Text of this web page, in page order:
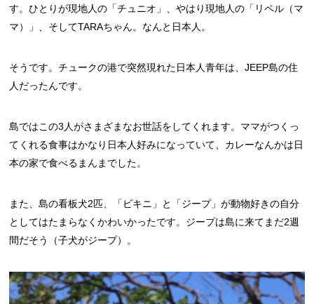
す。ひとりが現地人の「チュニオ」、やはり現地人の「リペル（マ
マ）」、そしてTARAちゃん。なんと日本人。
そうです。チュークの港で突然現れた日本人青年は、JEEP島の住
人だったんです。
島ではこの3人がさまざまなお世話をしてくれます。ママがつくっ
てくれる食事はかなり日本人好みになっていて、カレーなんかは日
本の家で食べるまんまでした。
また、島の看板犬2匹、「ビキニ」と「ジープ」が動物好きの自分
としてはたまらなくかわいかったです。ジープは島に来てまだ2週
間だそう（子犬がジープ）。